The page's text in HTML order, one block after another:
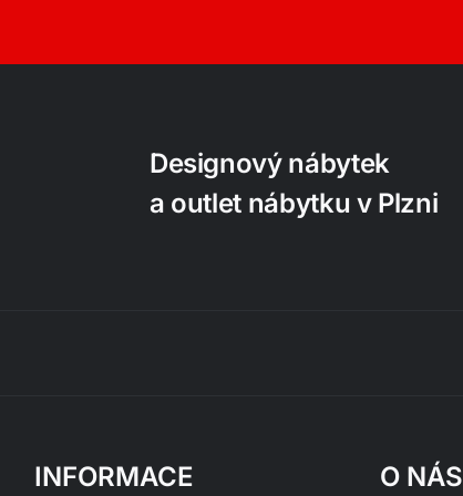
Designový nábytek
a outlet nábytku v Plzni
INFORMACE O NÁS